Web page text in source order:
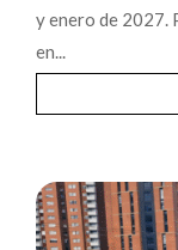
y enero de 2027.
en...